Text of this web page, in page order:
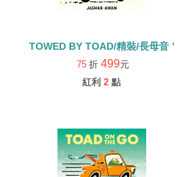
TOWED BY TOAD/精裝/長母音＂
75 折 499元
紅利 2 點